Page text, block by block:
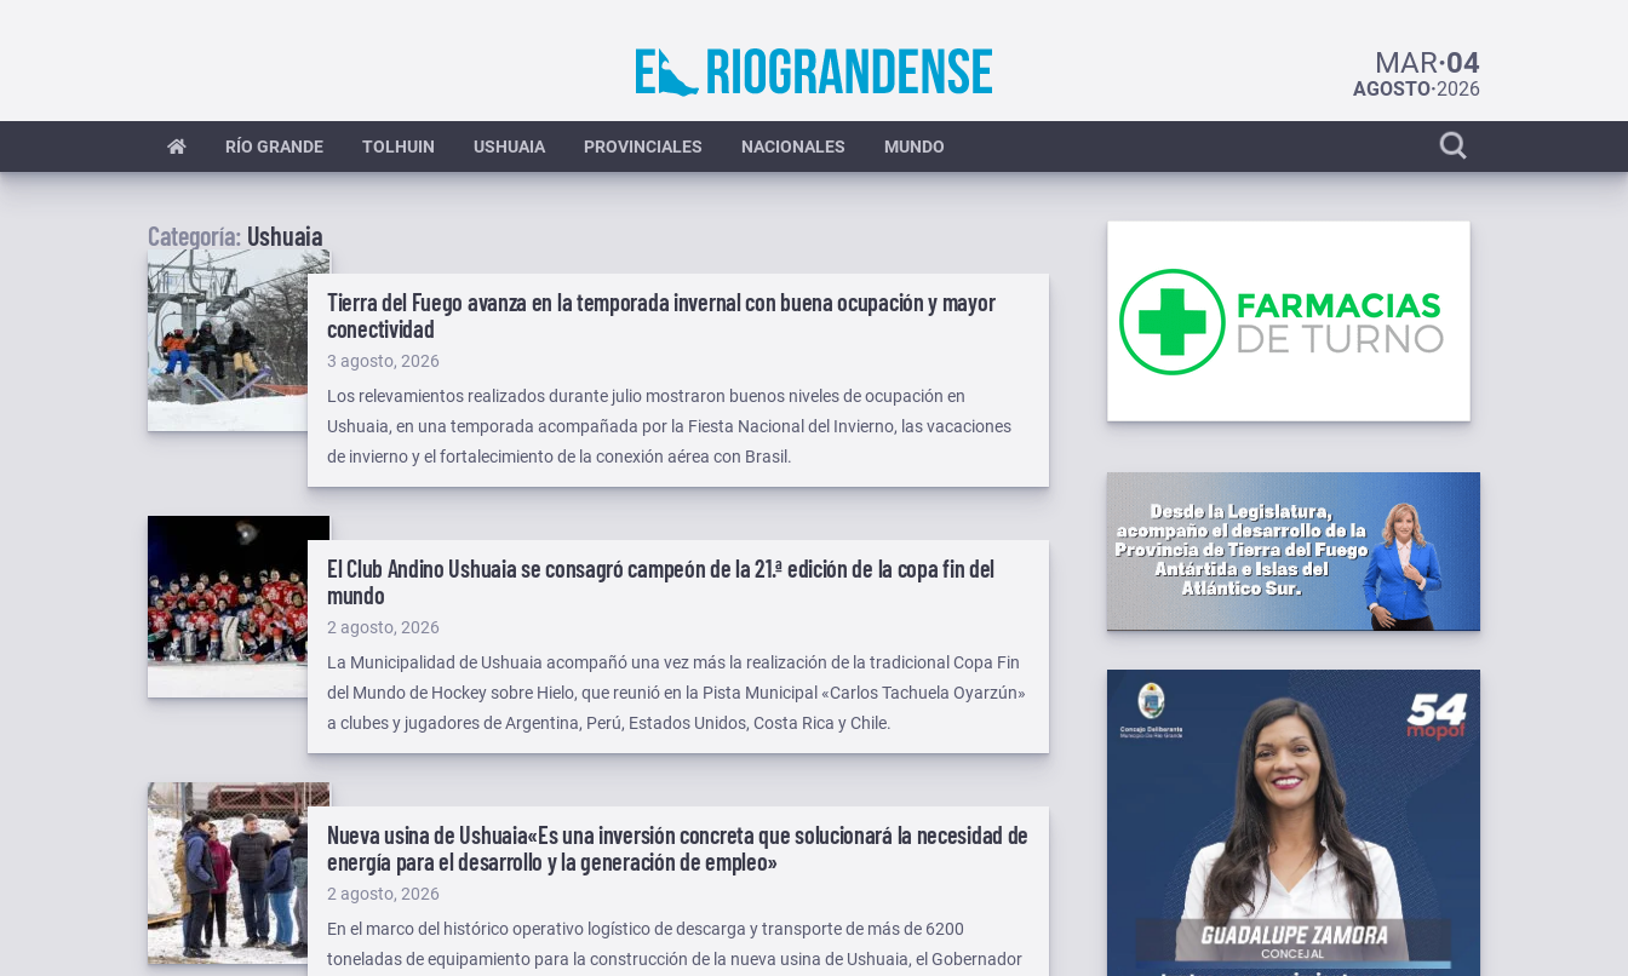
MAR·04
AGOSTO·2026
RÍO GRANDE TOLHUIN USHUAIA PROVINCIALES NACIONALES MUNDO
Display
search
Categoría: Ushuaia
Tierra del Fuego avanza en la temporada invernal con buena ocupación y mayor
conectividad
Publicado
el
3 agosto, 2026
Los relevamientos realizados durante julio mostraron buenos niveles de ocupación en
Ushuaia, en una temporada acompañada por la Fiesta Nacional del Invierno, las vacaciones
de invierno y el fortalecimiento de la conexión aérea con Brasil.
El Club Andino Ushuaia se consagró campeón de la 21.ª edición de la copa fin del
mundo
Publicado
el
2 agosto, 2026
La Municipalidad de Ushuaia acompañó una vez más la realización de la tradicional Copa Fin
del Mundo de Hockey sobre Hielo, que reunió en la Pista Municipal «Carlos Tachuela Oyarzún»
a clubes y jugadores de Argentina, Perú, Estados Unidos, Costa Rica y Chile.
Nueva usina de Ushuaia«Es una inversión concreta que solucionará la necesidad de
energía para el desarrollo y la generación de empleo»
Publicado
el
2 agosto, 2026
En el marco del histórico operativo logístico de descarga y transporte de más de 6200
toneladas de equipamiento para la construcción de la nueva usina de Ushuaia, el Gobernador